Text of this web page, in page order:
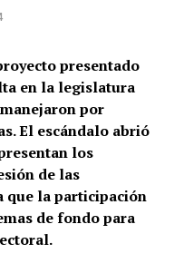
presentado
en la legislatura
por
El escándalo abrió
los
de las
que la participación
de fondo para